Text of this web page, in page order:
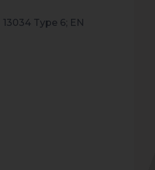
13034 Type 6; EN